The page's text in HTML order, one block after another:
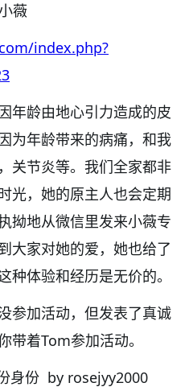
薇
index.php?
年龄由地心引力造成的皮
为年龄带来的病痛，和我
关节炎等。我们全家都非
光，她的原主人也会定期
拗地从微信里发来小薇专
大家对她的爱，她也给了
种体验和经历是无价的。
参加活动，但发表了真诚
带着Tom参加活动。
身份 by rosejyy2000